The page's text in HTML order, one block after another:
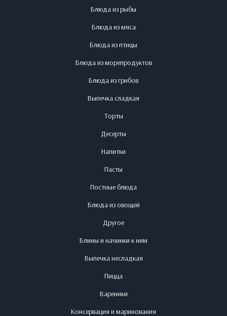
Блюда из рыбы
Блюда из мяса
Блюда из птицы
Блюда из морепродуктов
Блюда из грибов
Выпечка сладкая
Торты
Десерты
Напитки
Пасты
Постные блюда
Блюда из овощей
Другое
Блины и начинки к ним
Выпечка несладкая
Пицца
Вареники
Консервация и маринования